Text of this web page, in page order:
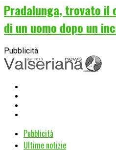
Pradalunga, trovato il
di un uomo dopo un
Pubblicità
Pubblicità
Ultime notizie